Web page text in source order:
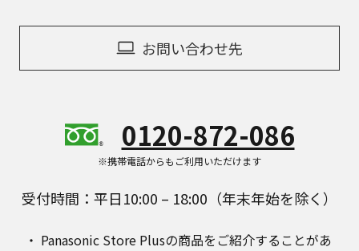
お問い合わせ先
0120-872-086
※携帯電話からもご利用いただけます
受付時間：平日10:00 – 18:00（年末年始を除く）
Panasonic Store Plusの商品をご紹介することがあ